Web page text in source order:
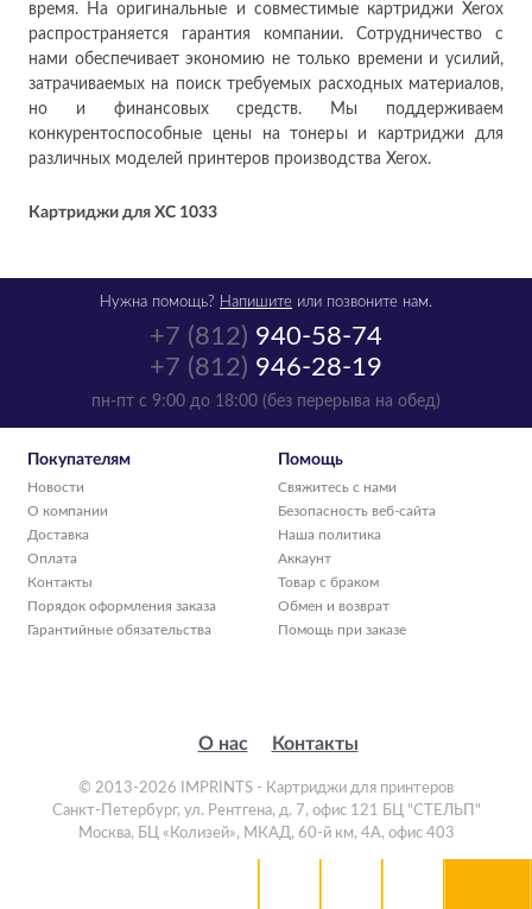
время. На оригинальные и совместимые картриджи Xerox
распространяется гарантия компании. Сотрудничество с
нами обеспечивает экономию не только времени и усилий,
затрачиваемых на поиск требуемых расходных материалов,
но и финансовых средств. Мы поддерживаем
конкурентоспособные цены на тонеры и картриджи для
различных моделей принтеров производства Xerox.
Картриджи для XC 1033
+7 (812) 940-58-74
+7 (812) 946-28-19
пн-пт с 9:00 до 18:00 (без перерыва на обед)
Нужна помощь? Напишите или позвоните нам.
Покупателям
Новости
О компании
Доставка
Оплата
Контакты
Порядок оформления заказа
Гарантийные обязательства
Помощь
Свяжитесь с нами
Безопасность веб-сайта
Наша политика
Аккаунт
Товар с браком
Обмен и возврат
Помощь при заказе
О нас Контакты
© 2013-2026 IMPRINTS - Картриджи для принтеров
Санкт-Петербург, ул. Рентгена, д. 7, офис 121 БЦ "СТЕЛЬП"
Москва, БЦ «Колизей», МКАД, 60-й км, 4А, офис 403